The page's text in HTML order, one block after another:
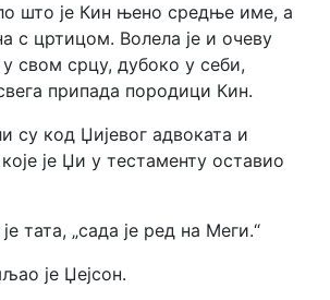
што је Кин њено средње име, а
с цртицом. Волела је и очеву
у свом срцу, дубоко у себи,
припада породици Кин.
су код Џијевог адвоката и
је Џи у тестаменту оставио
тата, „сада је ред на Меги.“
је Џејсон.